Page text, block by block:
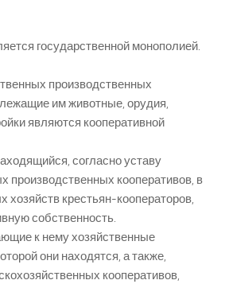
государственной монополией.
производственных
им животные, орудия,
являются кооперативной
согласно уставу
производственных кооперативов, в
хозяйств крестьян-кооператоров,
собственность.
к нему хозяйственные
они находятся, а также,
кооперативов,